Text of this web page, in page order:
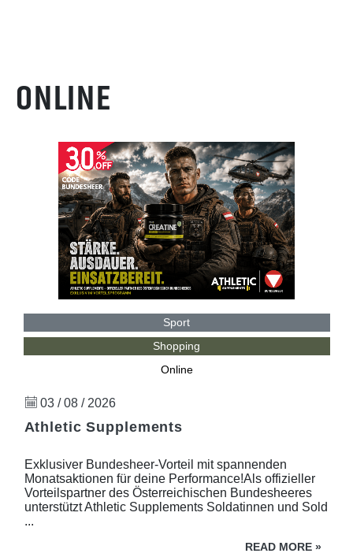
ONLINE
Sport
Shopping
Online
03 / 08 / 2026
Athletic Supplements
Exklusiver Bundesheer-Vorteil mit spannenden
Monatsaktionen für deine Performance!Als offizieller
Vorteilspartner des Österreichischen Bundesheeres
unterstützt Athletic Supplements Soldatinnen und Sold
...
READ MORE »